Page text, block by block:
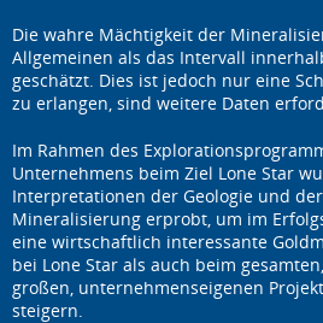
Die wahre Mächtigkeit der
Allgemeinen als das Intervall
geschätzt. Dies ist jedoch nur eine
zu erlangen, sind weitere Daten
Im Rahmen des
Unternehmens beim Ziel Lone Star
Interpretationen der Geologie und
Mineralisierung erprobt, um im
eine wirtschaftlich interessante
bei Lone Star als auch beim
großen, unternehmenseigenen
steigern.